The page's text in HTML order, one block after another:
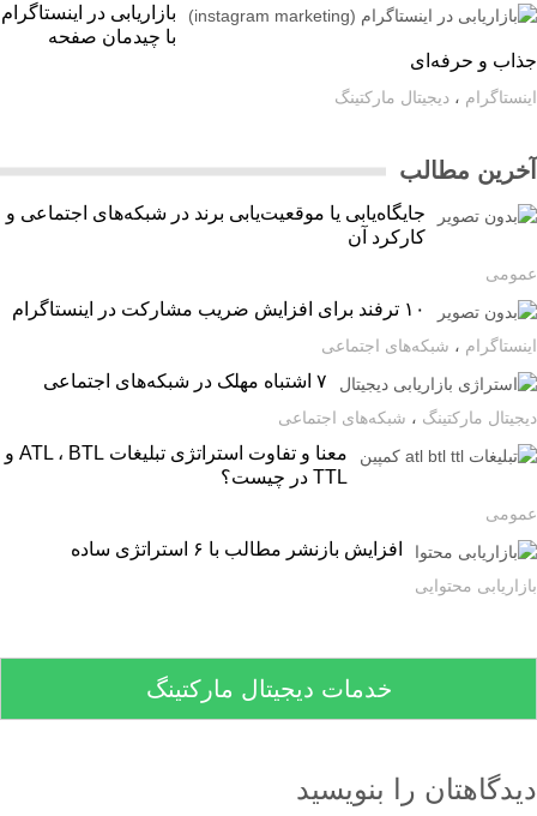
بازاریابی در اینستاگرام
با چیدمان صفحه
و حرفه‌ای
،دیجیتال مارکتینگ
مطالب
جایگاه‌یابی یا موقعیت‌یابی برند در شبکه‌های اجتماعی و
کارکرد آن
۱۰ ترفند برای افزایش ضریب مشارکت در اینستاگرام
،شبکه‌های اجتماعی
مارکتینگ،شبکه‌های اجتماعی
معنا و تفاوت استراتژی تبلیغات ATL ، BTL و
TTL در چیست؟
افزایش بازنشر مطالب با ۶ استراتژی ساده
محتوایی
خدمات دیجیتال مارکتینگ
را بنویسید